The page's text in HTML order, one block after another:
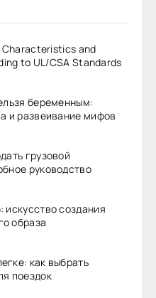
and
to UL/CSA Standards
беременным:
и развеивание мифов
грузовой
руководство
создания
образа
как выбрать
поездок